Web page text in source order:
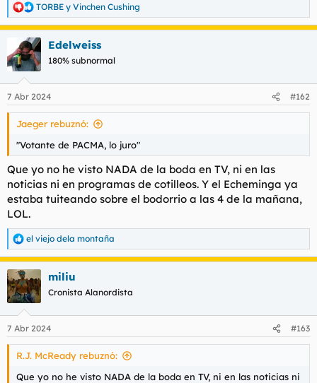
R
e
a
c
i
e
s
TORBE y Vinchen Cushing
Edelweiss
180% subnormal
7 Abr 2024 #162
Jaeger rebuznó:
"Votante de PACMA, lo juro"
Que yo no he visto NADA de la boda en TV, ni en las
noticias ni en programas de cotilleos. Y el Echeminga ya
estaba tuiteando sobre el bodorrio a las 4 de la mañana,
LOL.
R
e
a
c
c
i
e
s
el viejo dela montaña
miliu
Cronista Alanordista
7 Abr 2024 #163
R.J. McReady rebuznó:
Que yo no he visto NADA de la boda en TV, ni en las noticias ni